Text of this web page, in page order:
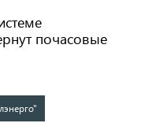
почасовые